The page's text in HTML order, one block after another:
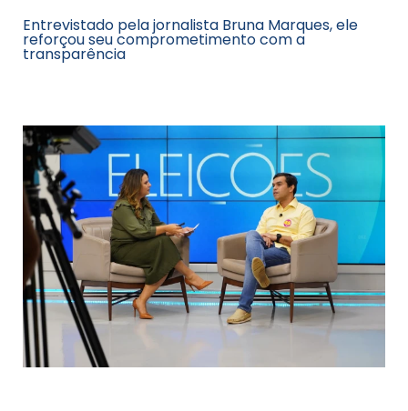
Entrevistado pela jornalista Bruna Marques, ele
reforçou seu comprometimento com a
transparência